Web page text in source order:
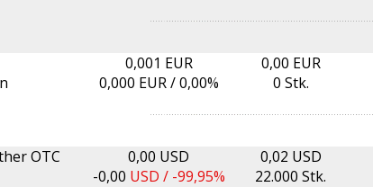
0,001 EUR
0,000 EUR /0,00%
0,00 EUR
0 Stk.
OTC
0,00 USD
-0,00 USD / -99,95%
0,02 USD
22.000 Stk.